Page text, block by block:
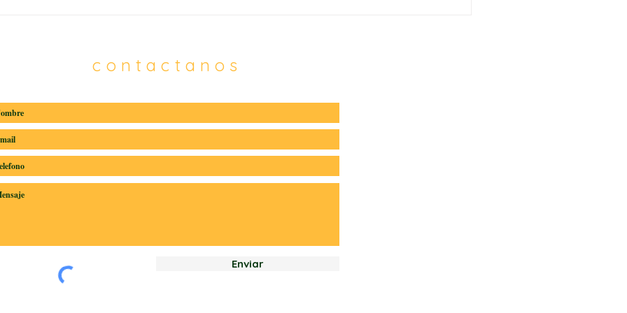
contactanos
Enviar